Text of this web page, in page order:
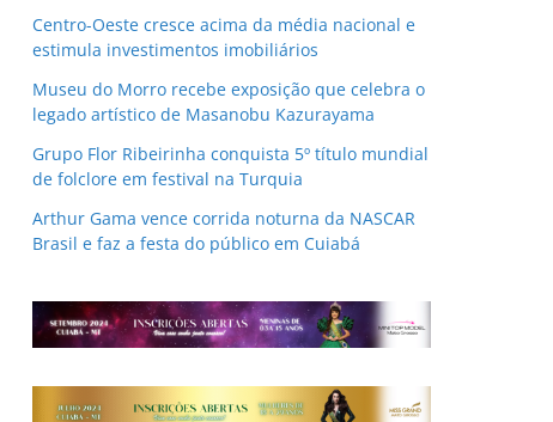
Centro-Oeste cresce acima da média nacional e
estimula investimentos imobiliários
Museu do Morro recebe exposição que celebra o
legado artístico de Masanobu Kazurayama
Grupo Flor Ribeirinha conquista 5º título mundial
de folclore em festival na Turquia
Arthur Gama vence corrida noturna da NASCAR
Brasil e faz a festa do público em Cuiabá